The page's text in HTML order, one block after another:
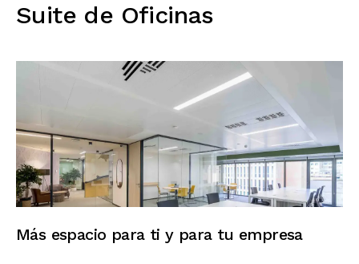
Suite de Oficinas
Más espacio para ti y para tu empresa